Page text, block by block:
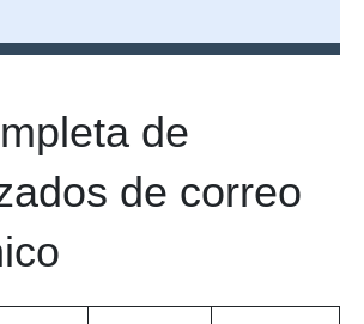
de
de correo